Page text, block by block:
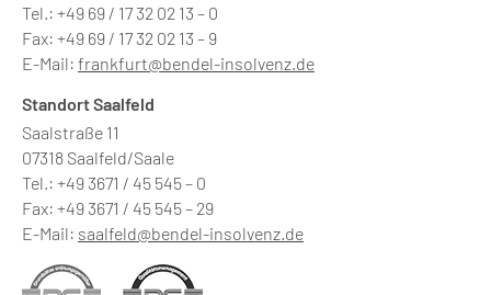
Tel.: +49 69 / 17 32 02 13 – 0
Fax: +49 69 / 17 32 02 13 – 9
E-Mail: frankfurt@bendel-insolvenz.de
Standort Saalfeld
Saalstraße 11
07318 Saalfeld/Saale
Tel.: +49 3671 / 45 545 – 0
Fax: +49 3671 / 45 545 – 29
E-Mail: saalfeld@bendel-insolvenz.de